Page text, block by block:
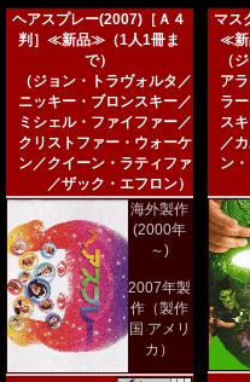
ヘアスプレー(2007)［Ａ４
判］≪新品≫（1人1冊ま
で）
（ジョン・トラヴォルタ／
ニッキー・ブロンスキー／
ミシェル・ファイファー／
クリストファー・ウォーケ
ン／クイーン・ラティファ
／ザック・エフロン）
海外製作
(2000年
～)
2007年製
作（製作
国 アメリ
カ）
マス
≪新
（
ア
ラ
ス
／
ン